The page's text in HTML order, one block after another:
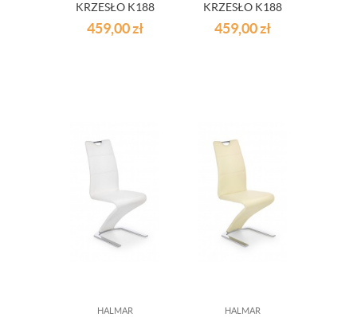
KRZESŁO K188
CZARNE
459,00zł
KRZESŁO K188
BRĄZ
459,00zł
HALMAR HALMAR